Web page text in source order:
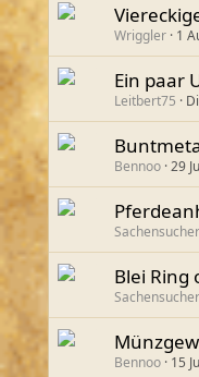
Wriggler 1
Ein paar
Leitbert75
Bennoo 29
Blei Ring
Bennoo 15